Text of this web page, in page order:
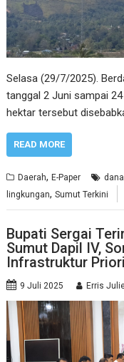
Selasa (29/7/2025).
tanggal 2 Juni sampai
hektar tersebut
READ MORE
Daerah,E-Paper
lingkungan,Sumut Terkini
Bupati Sergai
Sumut Dapil IV,
Infrastruktur
9 Juli 2025 Erris